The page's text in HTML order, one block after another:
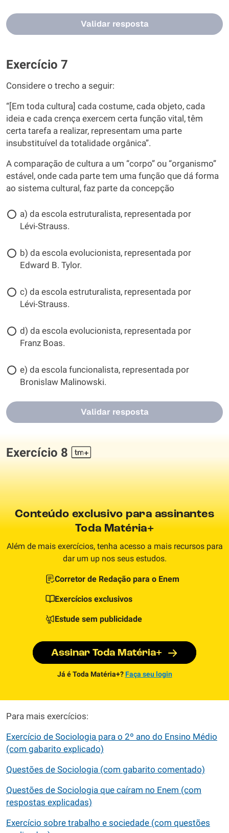
Validar resposta
Exercício 7
Considere o trecho a seguir:
“[Em toda cultura] cada costume, cada objeto, cada
ideia e cada crença exercem certa função vital, têm
certa tarefa a realizar, representam uma parte
insubstituível da totalidade orgânica”.
A comparação de cultura a um “corpo” ou “organismo”
estável, onde cada parte tem uma função que dá forma
ao sistema cultural, faz parte da concepção
a) da escola estruturalista, representada por
Lévi-Strauss.
b) da escola evolucionista, representada por
Edward B. Tylor.
c) da escola estruturalista, representada por
Lévi-Strauss.
d) da escola evolucionista, representada por
Franz Boas.
e) da escola funcionalista, representada por
Bronislaw Malinowski.
Validar resposta
Exercício 8
Conteúdo exclusivo para assinantes
Toda Matéria+
Além de mais exercícios, tenha acesso a mais recursos para
dar um up nos seus estudos.
Corretor de Redação para o Enem
Exercícios exclusivos
Estude sem publicidade
Assinar Toda Matéria+
Já é Toda Matéria+? Faça seu login
Para mais exercícios:
Exercício de Sociologia para o 2º ano do Ensino Médio
(com gabarito explicado)
Questões de Sociologia (com gabarito comentado)
Questões de Sociologia que caíram no Enem (com
respostas explicadas)
Exercício sobre trabalho e sociedade (com questões